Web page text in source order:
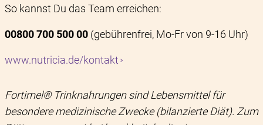
So kannst Du das Team erreichen:
00800 700 500 00 (gebührenfrei, Mo-Fr von 9-16 Uhr)
www.nutricia.de/kontakt
Fortimel® Trinknahrungen sind Lebensmittel für
besondere medizinische Zwecke (bilanzierte Diät). Zum